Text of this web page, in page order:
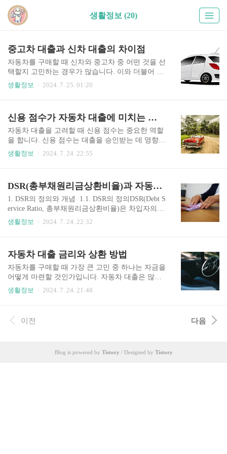
생활정보 (20)
중고차 대출과 신차 대출의 차이점
자동차를 구매할 때 신차와 중고차 중 어떤 것을 선
택할지 고민하는 경우가 많습니다. 이와 더불어 대
출을 이용해 차량을 구매할 때 신차 대출과 중고차
니다.1. 신차 대출의 특성 1.1. 신차 대출의 정의신
차 대출은 새 차를 구매할 때 필요한 자금을 제공하
는 금융 상품입니다. 이 대출은 보통 자동차 제조
사, 딜러, 은행, 캐피탈 회사 등 다양한 금융 기관에
서 제공합니다.1.2. 대출 조건신차 대출의 조건은
상각이 중고차에 비해 느리고, 차량의 가치가 안정
적이기 때문입..
생활정보 2024. 7. 25. 01:20
신용 점수가 자동차 대출에 미치는 영향
자동차 대출을 고려할 때 신용 점수는 중요한 역할
을 합니다. 신용 점수는 대출을 승인받는 데 영향을
미칠 뿐 아니라 대출 금리, 대출 한도, 상환 조건 등
승인 가능성자동차 대출을 신청할 때 금융 기관은
신청자의 신용 점수를 확인하여 대출 승인 여부를
결정합니다. 신용 점수가 높을수록 대출 승인이 쉬
워지며, 반대로 낮을수록 대출이 거절될 가능성이
큽니다. 높은 신용 점수는 신청자가 과거에 금융 거
판단합니다.1.2. 금리 결정신용 점수는 자동차 대출
금리를 결..
생활정보 2024. 7. 24. 22:55
DSR(총부채원리금상환비율)과 자동차 대출
1. DSR의 정의와 개념 1.1. DSR의 정의DSR(Debt S
ervice Ratio, 총부채원리금상환비율)은 차입자의
소득 대비 모든 금융 부채의 원리금 상환액이 차지
대출 원리금 상환액이 차지하는 비중을 계산합니
다. 이 지표는 차입자가 과도한 부채를 지고 있는지
여부를 평가하는 데 중요하며, 금융 기관은 이를 통
해 대출 승인 여부와 대출 한도를 결정합니다. 1.3.
DSR 계산 방법DSR은 다음과 같은 공식으로 계산
* 100여기서 연간 대출 원리금 상환액에는 주택담
보대출, 신용대출, 학자금 대출..
생활정보 2024. 7. 24. 22:32
자동차 대출 금리와 상환 방법
자동차를 구매할 때 가장 큰 고민 중 하나는 자금을
어떻게 마련할 것인가입니다. 자동차 대출은 많은
사람들에게 큰 도움이 되는 금융 상품으로, 다양한
다.1. 자동차 대출 금리 자동차 대출 금리는 대출
상품에 따라 다양하게 설정되며, 주로 신용 점수,
정 금리는 대출 기간 동안 금리가 변하지 않는 방식
생활정보 2024. 7. 24. 21:48
이전 다음
Blog is powered by Tistory / Designed by Tistory